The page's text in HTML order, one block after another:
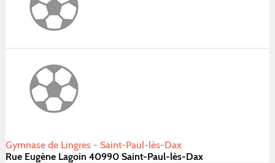
Gymnase de Lingres - Saint-Paul-lès-Dax
Rue Eugène Lagoin 40990 Saint-Paul-lès-Dax